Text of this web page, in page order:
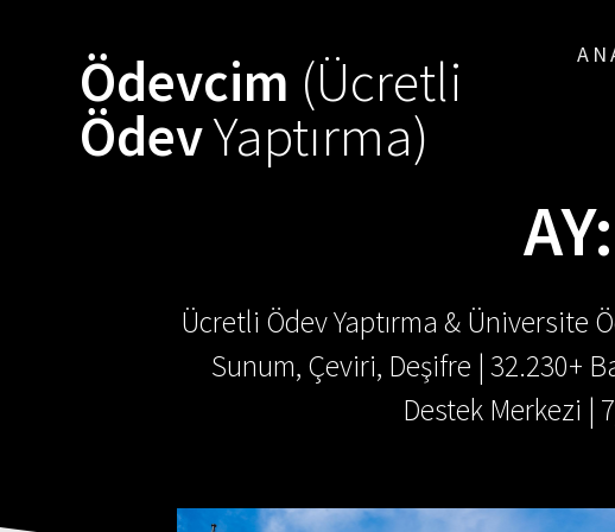
Ödevcim (Ücretli
ÖdevYaptırma)
AY:
Ücretli Ödev Yaptırma & Üniversite
Sunum, Çeviri, Deşifre | 32.230+
Destek Merkezi |